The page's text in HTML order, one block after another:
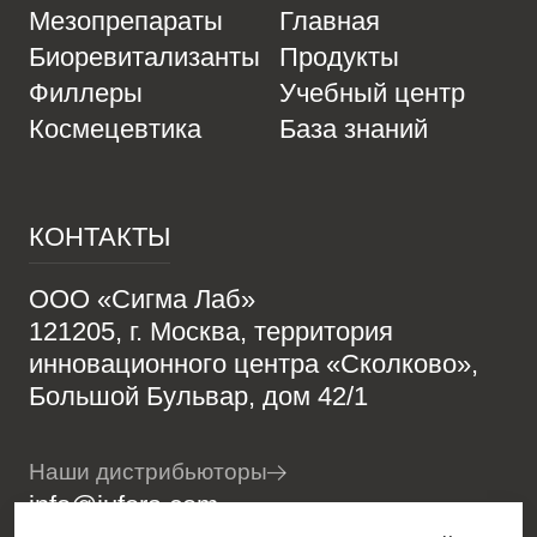
Мезопрепараты
Биоревитализанты
Филлеры
Космецевтика
Главная
Продукты
Учебный центр
База знаний
КОНТАКТЫ
ООО «Сигма Лаб»
121205, г. Москва, территория
инновационного центра «Сколково»,
Большой Бульвар, дом 42/1
Наши дистрибьюторы
info@jufora.com